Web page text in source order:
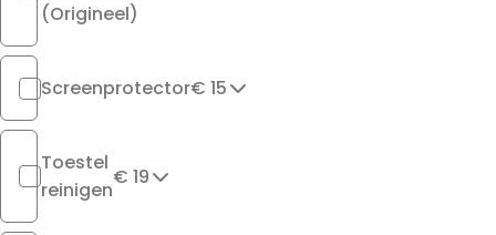
(Origineel)
Screenprotector€ 15
Toestel
reinigen
€ 19